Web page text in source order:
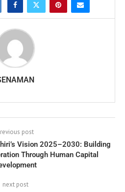
post
Vision 2025–2030: Building
Through Human Capital
next post